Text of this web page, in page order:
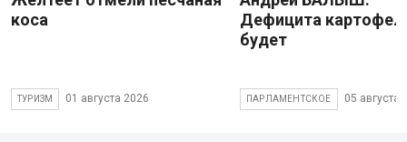
коса
ТУРИЗМ 01 августа 2026
Дефицита
будет
ПАРЛАМЕНТСКОЕ 05 августа